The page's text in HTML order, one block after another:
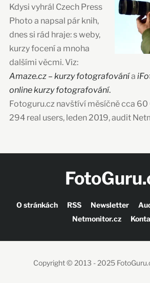
Kdysi vyhrál Czech Press
Photo a napsal pár knih,
dnes si rád hraje: s weby,
kurzy focení a mnoha
dalšími věcmi. Viz:
Amaze.cz – kurzy fotografovánía
online kurzy fotografování.
Fotoguru.cz navštíví měsíčně cca
294 real users, leden 2019, audit
O stránkách RSS Newsletter
Netmonitor.cz
Copyright © 2013 - 2025